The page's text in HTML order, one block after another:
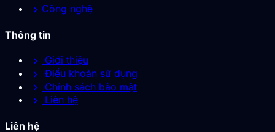
chevron_right Công nghệ
Thông tin
chevron_right Giới thiệu
chevron_right Điều khoản sử dụng
chevron_right Chính sách bảo mật
chevron_right Liên hệ
Liên hệ